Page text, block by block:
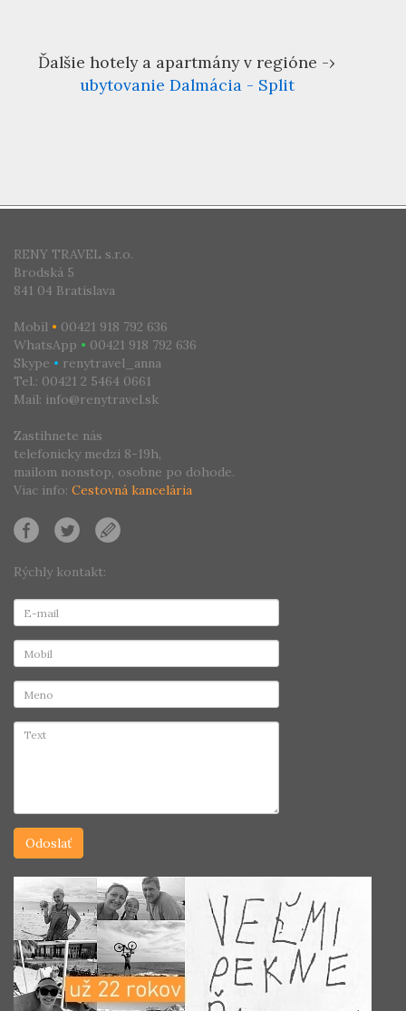
Ďalšie hotely a apartmány v regióne -›
ubytovanie Dalmácia - Split
RENY TRAVEL s.r.o.
Brodská 5
841 04 Bratislava
Mobil • 00421 918 792 636
WhatsApp • 00421 918 792 636
Skype • renytravel_anna
Tel.: 00421 2 5464 0661
Mail: info@renytravel.sk
Zastihnete nás
telefonicky medzi 8-19h,
mailom nonstop, osobne po dohode.
Viac info: Cestovná kancelária
Rýchly kontakt: